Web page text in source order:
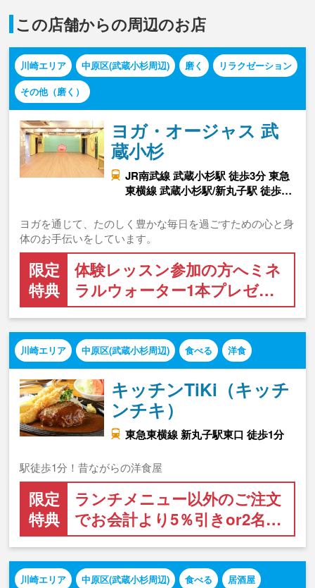
この店舗からの周辺のお店
川崎エリア 中原区(武蔵小杉周辺) 磨く
リラクゼーション
その他（磨く）
ヨガ・オージャス 武
蔵小杉
JR南武線 武蔵小杉駅 徒歩3分 東急
東横線 武蔵小杉駅/新丸子駅 徒歩…
ヨガを通じて、たのしく豊かな毎日を過ごすための心と身
体のお手伝いをしています。
限定
特典
体験レッスン参加の方へミネ
ラルウォーター1本プレゼ…
川崎エリア 中原区(武蔵小杉周辺) 食べる 洋食
キッチンTiKi（キッチ
ンチキ）
東急東横線 新丸子駅東口 徒歩1分
駅徒歩1分！昔ながらの洋食屋
限定
特典
ランチメニュー以外のご注文
でお会計より5％引きor2名…
川崎エリア 中原区(武蔵小杉周辺) 食べる 居酒屋